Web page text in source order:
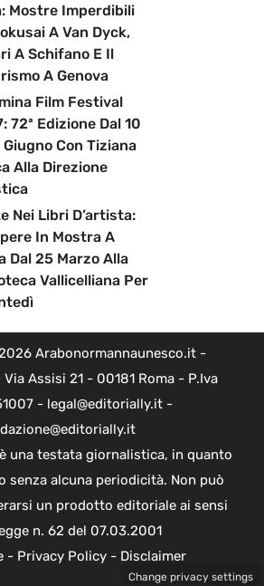
Mostre Imperdibili
A Van Dyck,
A Schifano E Il
A Genova
Film Festival
72ª Edizione Dal 10
Giugno Con Tiziana
Alla Direzione
Nei Libri D’artista:
In Mostra A
Dal 25 Marzo Alla
Vallicelliana Per
Arabonormannaunesco.it -
Assisi 21 - 00181 Roma - P.Iva
- legal@editorially.it -
una testata giornalistica, in quanto
senza alcuna periodicità. Non può
un prodotto editoriale ai sensi
n. 62 del 07.03.2001
- Privacy Policy- Disclaimer
Change privacy settings